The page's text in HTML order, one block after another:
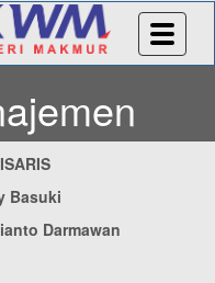
Basuki
Darmawan